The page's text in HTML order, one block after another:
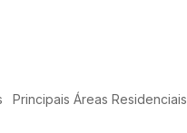
Principais Áreas Residenciais